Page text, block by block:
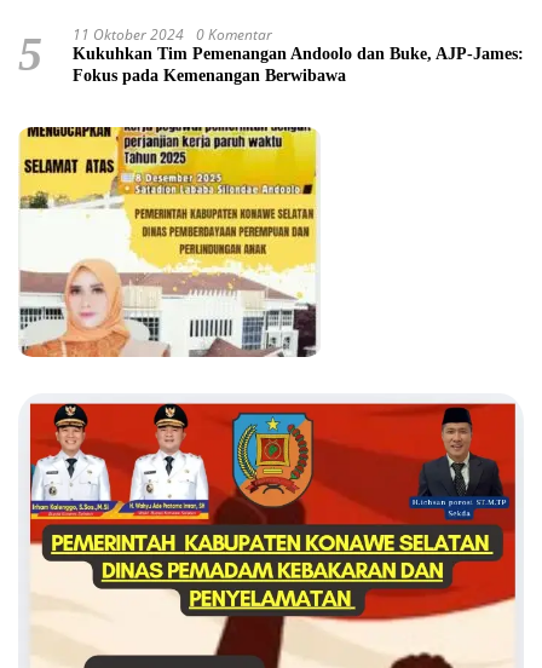
5 11 Oktober 2024 0 Komentar
Kukuhkan Tim Pemenangan Andoolo dan Buke, AJP-James:
Fokus pada Kemenangan Berwibawa